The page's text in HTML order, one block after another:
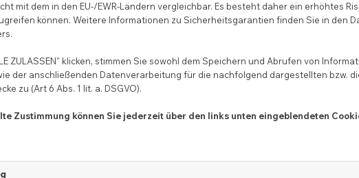
im Sinne des § 36 VSBG teilnehmen. Die Nutzung
ordentlicher Gerichte dar.
sind – soweit nicht abweichend angegeben – urheberrechtlich
gekennzeichnet oder unten aufgeführt, soweit sie nicht
ist nur im Rahmen der jeweiligen Lizenz der Urheber möglich.
mit dem in den EU-/EWR-Ländern vergleichbar. Es besteht daher ein erhöhtes
können. Weitere Informationen zu Sicherheitsgarantien finden Sie in den
ZULASSEN" klicken, stimmen Sie sowohl dem Speichern und Abrufen von
der anschließenden Datenverarbeitung für die nachfolgend dargestellten bzw.
zu (Art 6 Abs. 1 lit. a. DSGVO).
Zustimmung können Sie jederzeit über den links unten eingeblendeten